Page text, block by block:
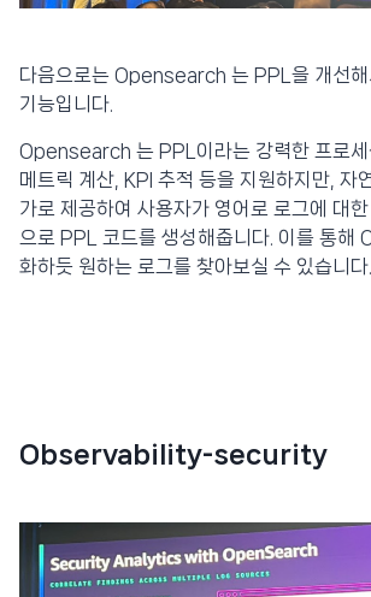
다음으로는 Opensearch 는 PPL을 개선해
기능입니다.
Opensearch 는 PPL이라는 강력한 프로세
메트릭 계산, KPI 추적 등을 지원하지만, 자
가로 제공하여 사용자가 영어로 로그에 대
으로 PPL 코드를 생성해줍니다. 이를 통해
화하듯 원하는 로그를 찾아보실 수 있습니다.
Observability-security